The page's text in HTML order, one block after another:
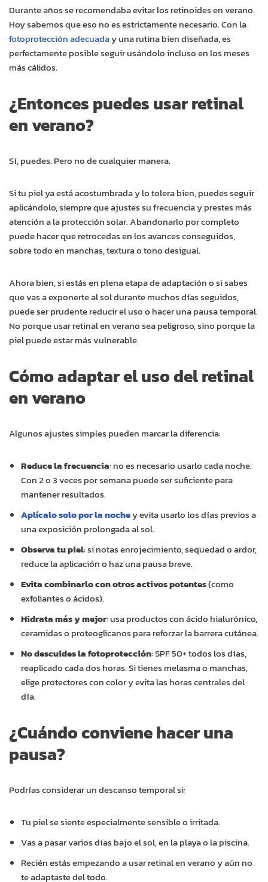
Durante años se recomendaba evitar los retinoides en verano.
Hoy sabemos que eso no es estrictamente necesario. Con la
fotoprotección adecuaday una rutina bien diseñada, es
perfectamente posible seguir usándolo incluso en los meses
más cálidos.
¿Entonces puedes usar retinal
en verano?
Sí, puedes. Pero no de cualquier manera.
Si tu piel ya está acostumbrada y lo tolera bien, puedes seguir
aplicándolo, siempre que ajustes su frecuencia y prestes más
atención a la protección solar. Abandonarlo por completo
puede hacer que retrocedas en los avances conseguidos,
sobre todo en manchas, textura o tono desigual.
Ahora bien, si estás en plena etapa de adaptación o si sabes
que vas a exponerte al sol durante muchos días seguidos,
puede ser prudente reducir el uso o hacer una pausa temporal.
No porque usar retinal en verano sea peligroso, sino porque la
piel puede estar más vulnerable.
Cómo adaptar el uso del retinal
en verano
Algunos ajustes simples pueden marcar la diferencia:
Reduce la frecuencia: no es necesario usarlo cada noche.
Con 2 o 3 veces por semana puede ser suficiente para
mantener resultados.
Aplícalo solo por la nochey evita usarlo los días previos a
una exposición prolongada al sol.
Observa tu piel: si notas enrojecimiento, sequedad o ardor,
reduce la aplicación o haz una pausa breve.
Evita combinarlo con otros activos potentes(como
exfoliantes o ácidos).
Hidrata más y mejor: usa productos con ácido hialurónico,
ceramidas o proteoglicanos para reforzar la barrera cutánea.
No descuides la fotoprotección: SPF 50+ todos los días,
reaplicado cada dos horas. Si tienes melasma o manchas,
elige protectores con color y evita las horas centrales del
día.
¿Cuándo conviene hacer una
pausa?
Podrías considerar un descanso temporal si:
Tu piel se siente especialmente sensible o irritada.
Vas a pasar varios días bajo el sol, en la playa o la piscina.
Recién estás empezando a usar retinal en verano y aún no
te adaptaste del todo.